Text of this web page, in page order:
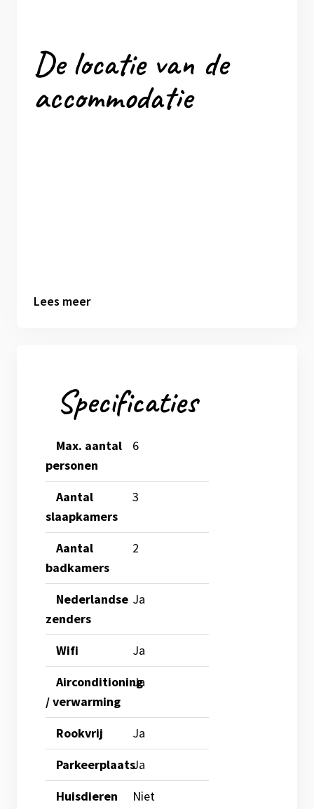
De locatie van de
accommodatie
Bekijk meer foto's
Lees meer
Specificaties
Max. aantal
personen
6
Aantal
slaapkamers
3
Aantal
badkamers
2
Nederlandse
zenders
Ja
Wifi
Ja
Airconditioning
/ verwarming
Ja
Rookvrij
Ja
ParkeerplaatsJa
Huisdieren
Niet